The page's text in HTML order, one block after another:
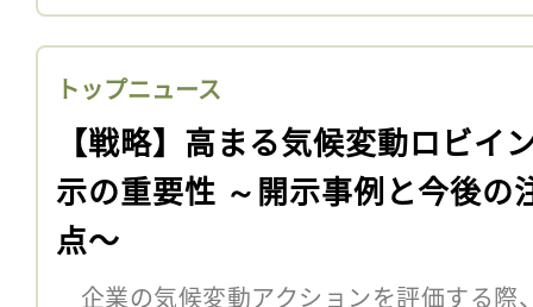
トップニュース
【戦略】高まる気候変動ロビイ
示の重要性 ～開示事例と今後の
点〜
企業の気候変動アクションを評価する際